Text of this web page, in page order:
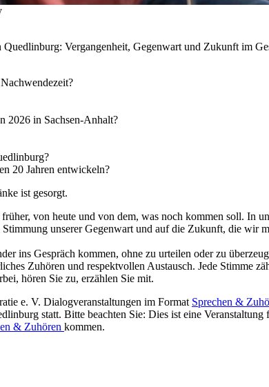
Vergangenheit, Gegenwart und Zukunft im
2026 in Sachsen-Anhalt?
20 Jahren entwickeln?
ist gesorgt.
von heute und von dem, was noch kommen soll. In
unserer Gegenwart und auf die Zukunft, die wir
ins Gespräch kommen, ohne zu urteilen oder zu
Zuhören und respektvollen Austausch. Jede
hören Sie zu, erzählen Sie mit.
e. V. Dialogveranstaltungen im Format Sprechen &
statt. Bitte beachten Sie: Dies ist eine
& Zuhören kommen.